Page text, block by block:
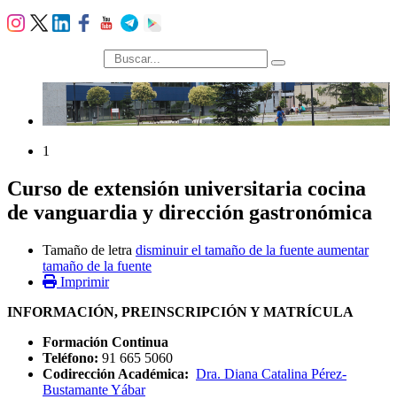
búsqueda
1
Curso de extensión universitaria cocina
de vanguardia y dirección gastronómica
Tamaño de letra disminuir el tamaño de la fuente aumentar
tamaño de la fuente
Imprimir
INFORMACIÓN, PREINSCRIPCIÓN Y MATRÍCULA
Formación Continua
Teléfono: 91 665 5060
Codirección Académica: Dra. Diana Catalina Pérez-
Bustamante Yábar